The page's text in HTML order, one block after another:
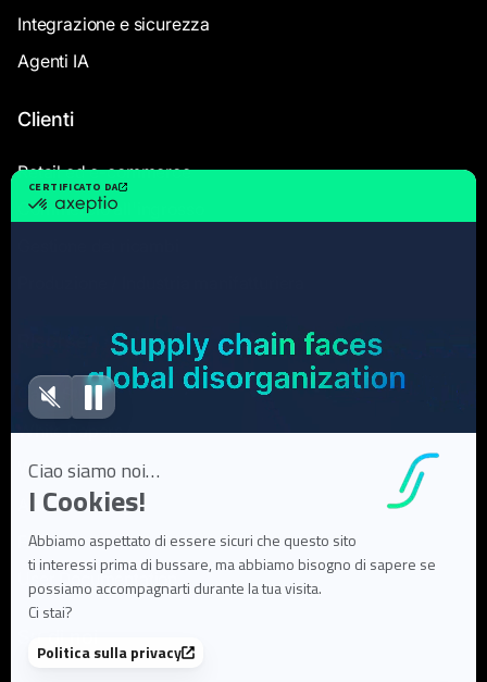
Integrazione e sicurezza
Agenti IA
Clienti
Retail ed e-commerce
Commercio all'ingrosso
Case Studies
White Papers
Webinar
Articoli di blog
FAQ
User Documentation